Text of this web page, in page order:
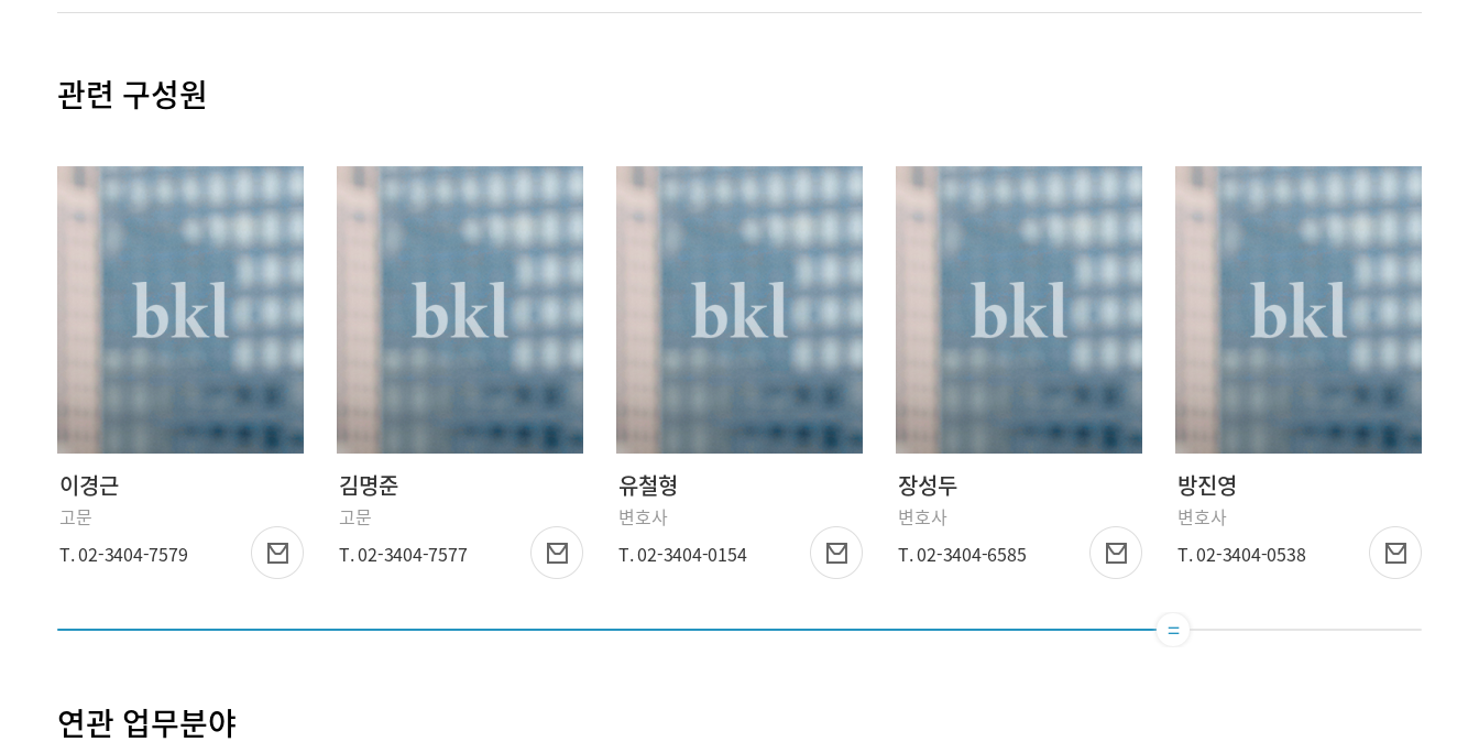
관련 구성원
이경근
고문
T. 02-3404-7579
김명준
고문
T. 02-3404-7577
유철형
변호사
T. 02-3404-0154
장성두
변호사
T. 02-3404-6585
방진영
변호사
T. 02-3404-0538
연관 업무분야